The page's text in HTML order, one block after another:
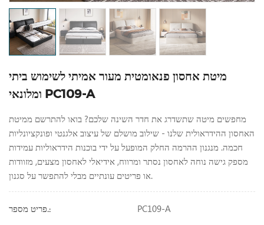
מיטת אחסון פנאומטית מעור אמיתי לשימוש ביתי
ומלונאי PC109-A
מחפשים מיטה שתשדרג את חדר השינה שלכם? בואו להתרשם ממיטת
האחסון ההידראולית שלנו - שילוב מושלם של עיצוב אלגנטי ופונקציונליות
חכמה. מנגנון ההרמה החלק המופעל על ידי בוכנות הידראוליות עמידות
מספק גישה נוחה לאחסון נסתר ומרווח, אידיאלי לאחסון מצעים, מזוודות
או פריטים עונתיים מבלי להתפשר על סגנון.
פריט מספר.: PC109-A